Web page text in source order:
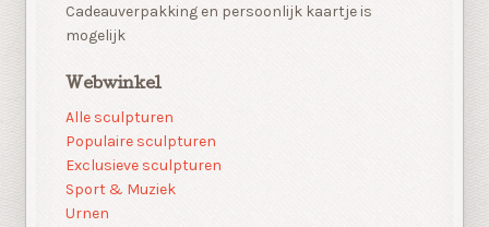
Cadeauverpakking en persoonlijk kaartje is
mogelijk
Webwinkel
Alle sculpturen
Populaire sculpturen
Exclusieve sculpturen
Sport & Muziek
Urnen